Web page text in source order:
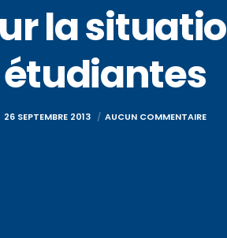
la
étudiantes
26 SEPTEMBRE 2013 AUCUN COMMENTAIRE